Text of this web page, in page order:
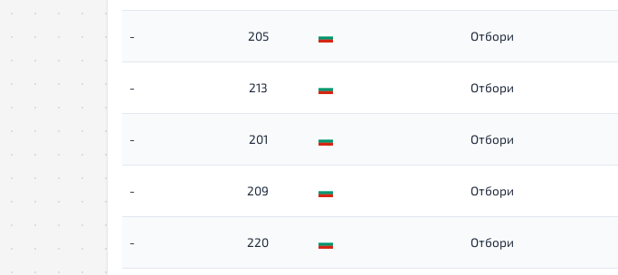
- 205 Отбори
- 213 Отбори
- 201 Отбори
- 209 Отбори
- 220 Отбори